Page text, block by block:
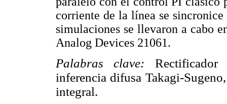
corriente de la línea se
simulaciones se llevaron a cabo
Analog Devices 21061.
Palabras clave:
inferencia difusa Takagi-
integral.